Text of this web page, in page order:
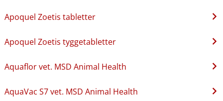
Apoquel Zoetis tabletter
Apoquel Zoetis tyggetabletter
Aquaflor vet. MSD Animal Health
AquaVac S7 vet. MSD Animal Health